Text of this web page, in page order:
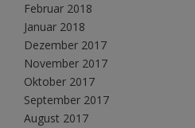
Februar 2018
Januar 2018
Dezember 2017
November 2017
Oktober 2017
September 2017
August 2017